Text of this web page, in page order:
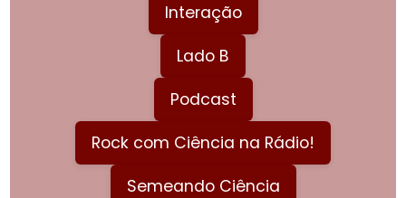
Interação
Lado B
Podcast
Rock com Ciência na Rádio!
Semeando Ciência